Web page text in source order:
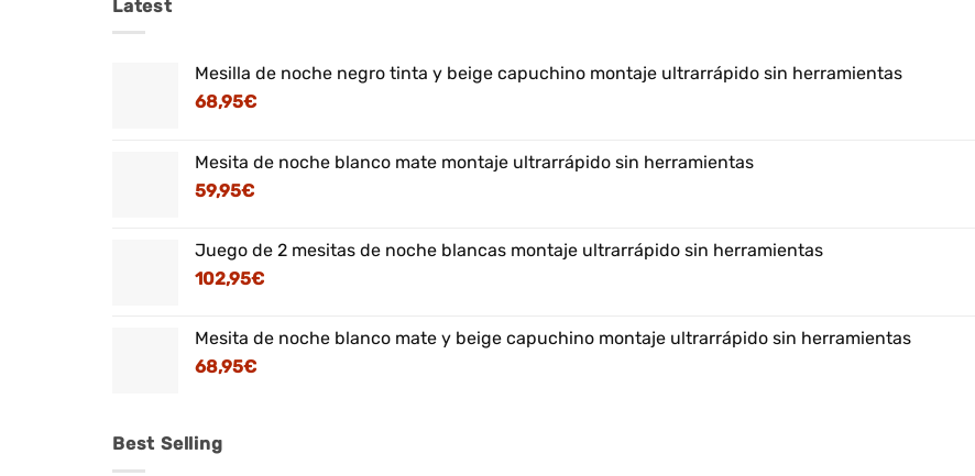
Latest
Mesilla de noche negro tinta y beige capuchino montaje ultrarrápido sin herramientas
68,95€
Mesita de noche blanco mate montaje ultrarrápido sin herramientas
59,95€
Juego de 2 mesitas de noche blancas montaje ultrarrápido sin herramientas
102,95€
Mesita de noche blanco mate y beige capuchino montaje ultrarrápido sin herramientas
68,95€
Best Selling